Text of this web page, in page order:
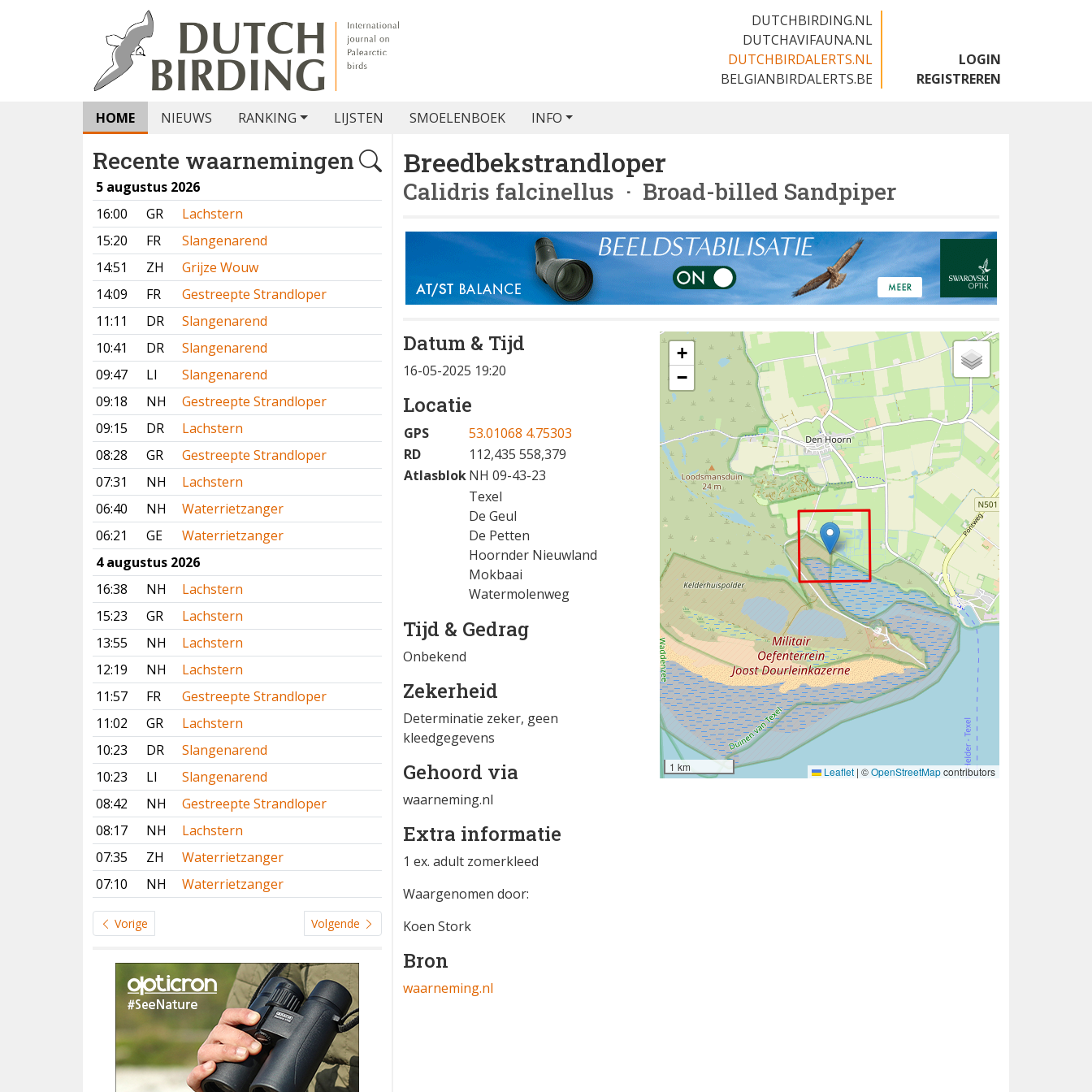
DUTCHBIRDING.NL
DUTCHAVIFAUNA.NL
DUTCHBIRDALERTS.NL
BELGIANBIRDALERTS.BE
LOGIN
REGISTREREN
HOME NIEUWS RANKING LIJSTEN SMOELENBOEK INFO
Recente waarnemingen
5 augustus 2026
16:00
GR
Lachstern
15:20
FR
Slangenarend
14:51
ZH
Grijze Wouw
14:09
FR
Gestreepte Strandloper
11:11
DR
Slangenarend
10:41
DR
Slangenarend
09:47
LI
Slangenarend
09:18
NH
Gestreepte Strandloper
09:15
DR
Lachstern
08:28
GR
Gestreepte Strandloper
07:31
NH
Lachstern
06:40
NH
Waterrietzanger
06:21
GE
Waterrietzanger
4 augustus 2026
16:38
NH
Lachstern
15:23
GR
Lachstern
13:55
NH
Lachstern
12:19
NH
Lachstern
11:57
FR
Gestreepte Strandloper
11:02
GR
Lachstern
10:23
DR
Slangenarend
10:23
LI
Slangenarend
08:42
NH
Gestreepte Strandloper
08:17
NH
Lachstern
07:35
ZH
Waterrietzanger
07:10
NH Waterrietzanger
Vorige Volgende
Breedbekstrandloper
Calidris falcinellus · Broad-billed Sandpiper
Datum & Tijd
16-05-2025 19:20
Locatie
GPS
53.01068 4.75303
RD
112,435 558,379
AtlasblokNH 09-43-23
Texel
De Geul
De Petten
Hoornder Nieuwland
Mokbaai
Watermolenweg
Tijd & Gedrag
Onbekend
Zekerheid
Determinatie zeker, geen
kleedgegevens
Gehoord via
waarneming.nl
Extra informatie
1 ex. adult zomerkleed
Waargenomen door:
Koen Stork
Bron
waarneming.nl
+
−
1 km Leaflet | ©OpenStreetMapcontributors